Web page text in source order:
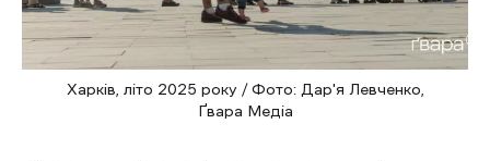
Харків, літо 2025 року / Фото: Дар'я Левченко,
Ґвара Медіа